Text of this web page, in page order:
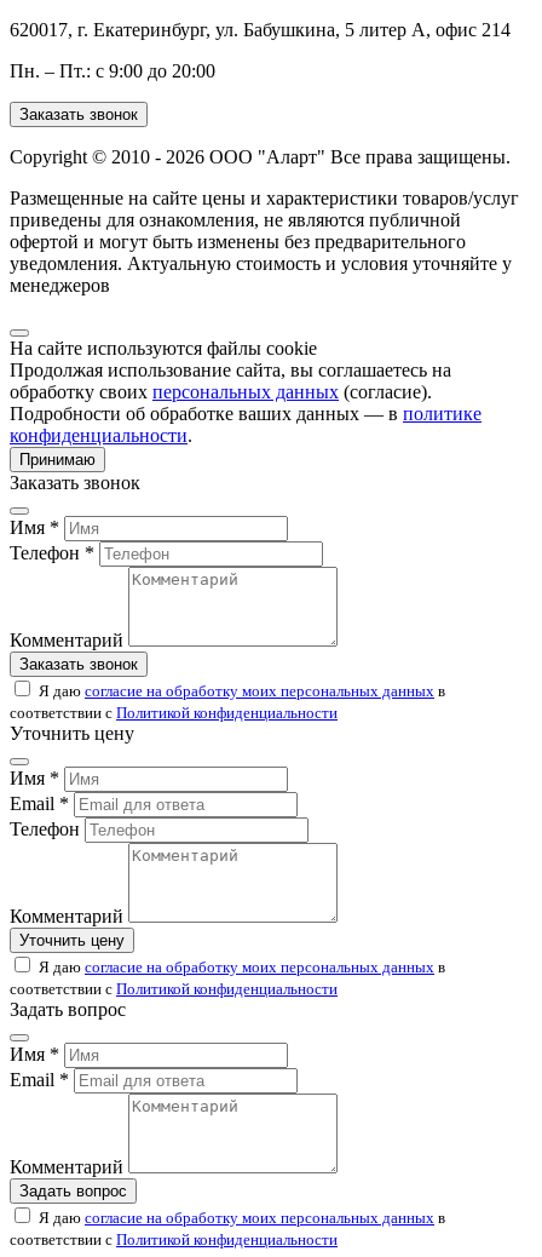
620017, г. Екатеринбург, ул. Бабушкина, 5 литер А, офис 214
Пн. – Пт.: с 9:00 до 20:00
Заказать звонок
Copyright © 2010 - 2026 ООО "Аларт" Все права защищены.
Размещенные на сайте цены и характеристики товаров/услуг
приведены для ознакомления, не являются публичной
офертой и могут быть изменены без предварительного
уведомления. Актуальную стоимость и условия уточняйте у
менеджеров
На сайте используются файлы cookie
Продолжая использование сайта, вы соглашаетесь на
обработку своих персональных данных (согласие).
Подробности об обработке ваших данных — в политике
конфиденциальности.
Принимаю
Заказать звонок
Имя *
Телефон *
Комментарий
Заказать звонок
Я даю согласие на обработку моих персональных данных в
соответствии с Политикой конфиденциальности
Уточнить цену
Имя *
Email *
Телефон
Комментарий
Уточнить цену
Я даю согласие на обработку моих персональных данных в
соответствии с Политикой конфиденциальности
Задать вопрос
Имя *
Email *
Комментарий
Задать вопрос
Я даю согласие на обработку моих персональных данных в
соответствии с Политикой конфиденциальности